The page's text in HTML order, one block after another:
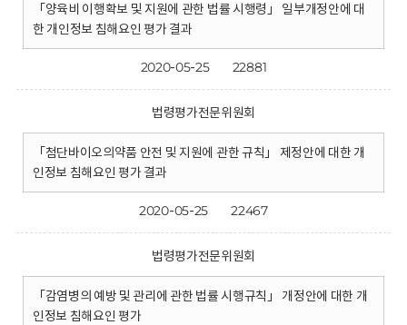
「양육비 이행확보 및 지원에 관한 법률 시행령」 일부개정안에 대
한 개인정보 침해요인 평가 결과
2020-05-25 22881
법령평가전문위원회
「첨단바이오의약품 안전 및 지원에 관한 규칙」 제정안에 대한 개
인정보 침해요인 평가 결과
2020-05-25 22467
법령평가전문위원회
「감염병의 예방 및 관리에 관한 법률 시행규칙」 개정안에 대한 개
인정보 침해요인 평가